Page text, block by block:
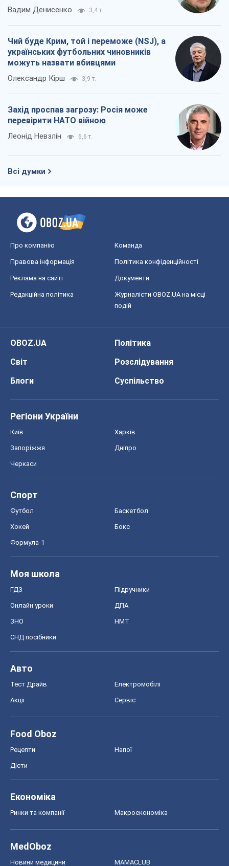
Вадим Денисенко 3,4 т.
Чий буде Крим, той і переможе (NSJ), а
українських футбольних чиновників
можуть назвати вбивцями
Олександр Кірш 3,9 т.
Захід проспав загрозу: Росія може
перевірити НАТО війною
Леонід Невзлін 6,6 т.
Всі думки
Про компанію Команда
Правова інформація Політика конфіденційності
Реклама на сайті Документи
Редакційна політика
Журналісти OBOZ.UA на місці
подій
OBOZ.UA
Політика
Світ
Розслідування
Блоги
Суспільство
Регіони України
Київ Харків
Запоріжжя Дніпро
Черкаси
Спорт
Футбол Баскетбол
Хокей Бокс
Формула-1
Моя школа
ГДЗ Підручники
Онлайн уроки ДПА
ЗНО НМТ
СНД посібники
Авто
Тест Драйв Електромобілі
Акції Сервіс
Food Oboz
Рецепти Напої
Дієти
Економіка
Ринки та компанії Макроекономіка
MedOboz
Новини медицини MAMACLUB